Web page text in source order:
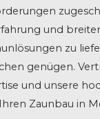
und
zu
genügen.
und unsere
Zaunbau in